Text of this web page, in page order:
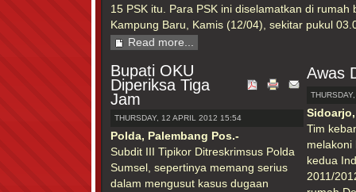
15 PSK itu. Para PSK ini diselamatkan di rumah
Kampung Baru, Kamis (12/04), sekitar pukul
Read more...
Bupati OKU
Diperiksa Tiga
Jam
THURSDAY, 12 APRIL 2012 15:54
Polda, Palembang Pos.-
Subdit III Tipikor Ditreskrimsus Polda
Sumsel, sepertinya memang serius
dalam mengusut kasus dugaan
Awas
Tim
melakoni
kedua
2011/